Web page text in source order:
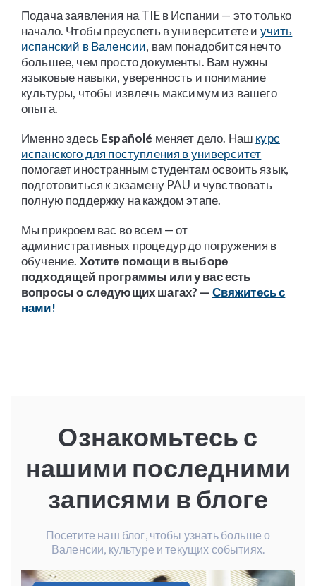
Подача заявления на TIE в Испании — это только
начало. Чтобы преуспеть в университете и учить
испанский в Валенсии, вам понадобится нечто
большее, чем просто документы. Вам нужны
языковые навыки, уверенность и понимание
культуры, чтобы извлечь максимум из вашего
опыта.
Именно здесь Españolé меняет дело. Наш курс
испанского для поступления в университет
помогает иностранным студентам освоить язык,
подготовиться к экзамену PAU и чувствовать
полную поддержку на каждом этапе.
Мы прикроем вас во всем — от
административных процедур до погружения в
обучение. Хотите помощи в выборе
подходящей программы или у вас есть
вопросы о следующих шагах? — Свяжитесь с
нами!
Ознакомьтесь с
нашими последними
записями в блоге
Посетите наш блог, чтобы узнать больше о
Валенсии, культуре и текущих событиях.